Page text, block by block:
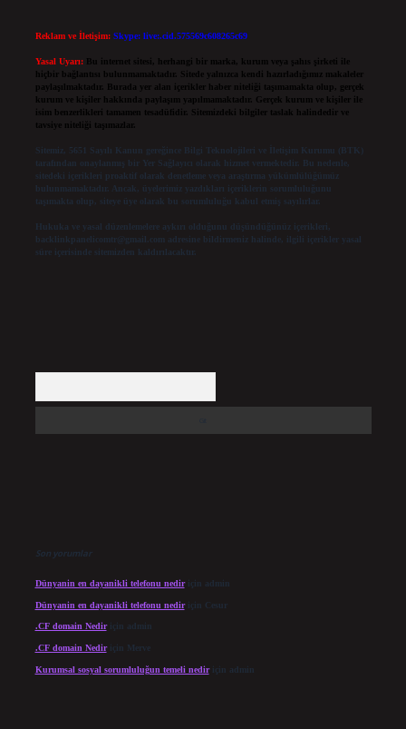
Reklam ve İletişim: Skype: live:.cid.575569c608265c69
Yasal Uyarı:
Bu internet sitesi, herhangi bir marka, kurum veya şahıs şirketi ile
hiçbir bağlantısı bulunmamaktadır. Sitede yalnızca kendi hazırladığımız makaleler
paylaşılmaktadır. Burada yer alan içerikler haber niteliği taşımamakta olup, gerçek
kurum ve kişiler hakkında paylaşım yapılmamaktadır. Gerçek kurum ve kişiler ile
isim benzerlikleri tamamen tesadüfidir. Sitemizdeki bilgiler taslak halindedir ve
tavsiye niteliği taşımazlar.
Sitemiz, 5651 Sayılı Kanun gereğince Bilgi Teknolojileri ve İletişim Kurumu (BTK)
tarafından onaylanmış bir Yer Sağlayıcı olarak hizmet vermektedir. Bu nedenle,
sitedeki içerikleri proaktif olarak denetleme veya araştırma yükümlülüğümüz
bulunmamaktadır. Ancak, üyelerimiz yazdıkları içeriklerin sorumluluğunu
taşımakta olup, siteye üye olarak bu sorumluluğu kabul etmiş sayılırlar.
Hukuka ve yasal düzenlemelere aykırı olduğunu düşündüğünüz içerikleri,
backlinkpanelicomtr@gmail.comadresine bildirmeniz halinde, ilgili içerikler yasal
süre içerisinde sitemizden kaldırılacaktır.
Son yorumlar
Dünyanin en dayanikli telefonu nediriçin admin
Dünyanin en dayanikli telefonu nediriçin Cesur
.CF domain Nediriçin admin
.CF domain Nediriçin Merve
Kurumsal sosyal sorumluluğun temeli nediriçin admin